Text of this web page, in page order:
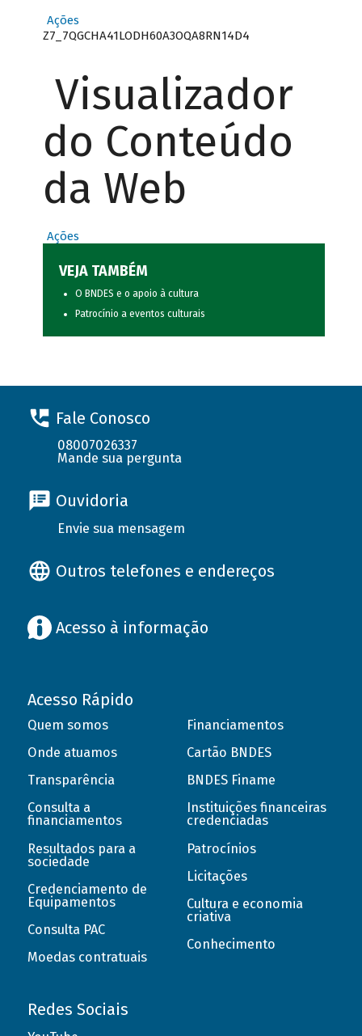
Ações
Z7_7QGCHA41LODH60A3OQA8RN14D4
Visualizador
do Conteúdo
da Web
Ações
VEJA TAMBÉM
O BNDES e o apoio à cultura
Patrocínio a eventos culturais
Fale Conosco
08007026337
Mande sua pergunta
Ouvidoria
Envie sua mensagem
Outros telefones e endereços
Acesso à informação
Acesso Rápido
Quem somos
Onde atuamos
Transparência
Consulta a
financiamentos
Resultados para a
sociedade
Credenciamento de
Equipamentos
Consulta PAC
Moedas contratuais
Financiamentos
Cartão BNDES
BNDES Finame
Instituições financeiras
credenciadas
Patrocínios
Licitações
Cultura e economia
criativa
Conhecimento
Redes Sociais